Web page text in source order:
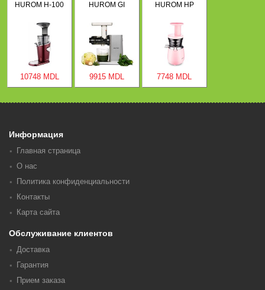
HUROM H-100
10748 MDL
HUROM GI
9915 MDL
HUROM HP
7748 MDL
Информация
Главная страница
О нас
Политика конфиденциальности
Контакты
Карта сайта
Обслуживание клиентов
Доставка
Гарантия
Прием заказа